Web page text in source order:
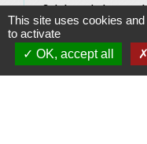
Schéma de la
post-stationnement
Commission du
This site uses cookies
to activate
OK, accept all